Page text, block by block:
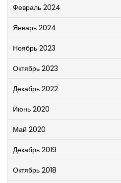
Февраль 2024
Январь 2024
Ноябрь 2023
Октябрь 2023
Декабрь 2022
Июнь 2020
Май 2020
Декабрь 2019
Октябрь 2018